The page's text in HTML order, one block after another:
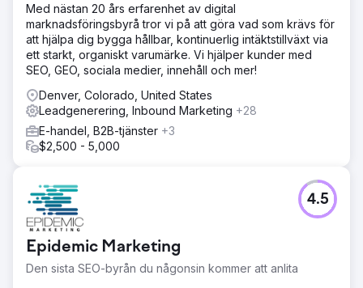
Med nästan 20 års erfarenhet av digital
marknadsföringsbyrå tror vi på att göra vad som krävs för
att hjälpa dig bygga hållbar, kontinuerlig intäktstillväxt via
ett starkt, organiskt varumärke. Vi hjälper kunder med
SEO, GEO, sociala medier, innehåll och mer!
Denver, Colorado, United States
Leadgenerering, Inbound Marketing +28
E-handel, B2B-tjänster +3
$2,500 - 5,000
Epidemic Marketing
Den sista SEO-byrån du någonsin kommer att anlita
4.5